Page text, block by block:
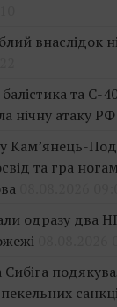
внаслідок
та С-
нічну атаку РФ
Кам’янець-
та гра
одразу два
Сибіга